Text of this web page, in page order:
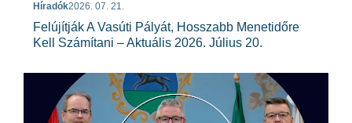
Híradók2026. 07. 21.
Felújítják A Vasúti Pályát, Hosszabb Menetidőre
Kell Számítani – Aktuális 2026. Július 20.